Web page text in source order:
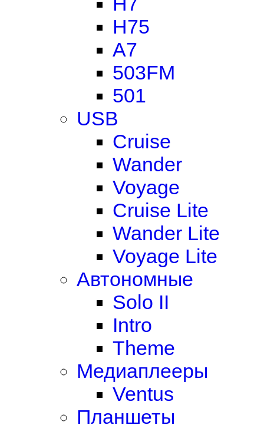
H75
A7
503FM
501
USB
Cruise
Wander
Voyage
Cruise Lite
Wander Lite
Voyage Lite
Автономные
Solo II
Intro
Theme
Медиаплееры
Ventus
Планшеты